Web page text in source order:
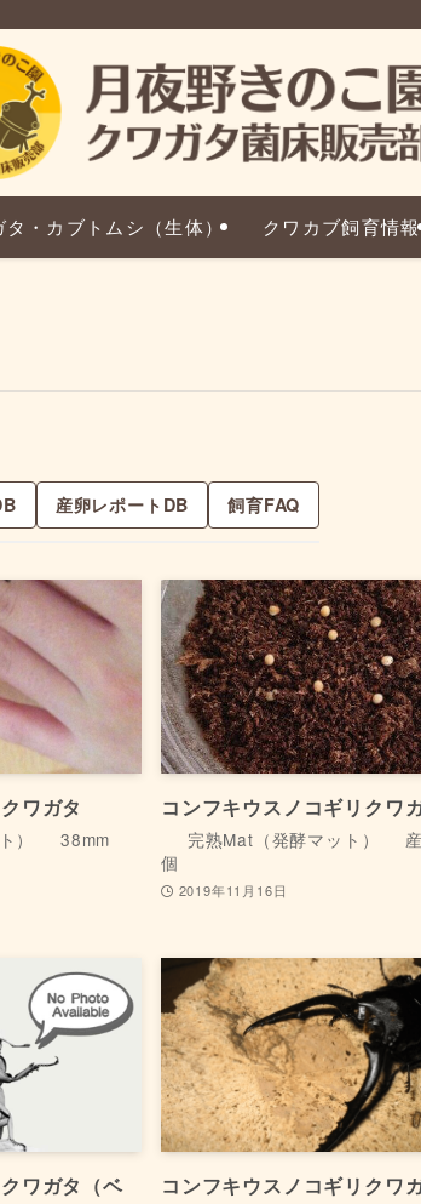
タ・カブトムシ（生体） クワカブ飼育情報
産卵レポートDB 飼育FAQ
ワガタ
） 38mm
コンフキウスノコギリクワ
完熟Mat（発酵マット）
個
2019年11月16日
ワガタ（ベ
コンフキウスノコギリクワ